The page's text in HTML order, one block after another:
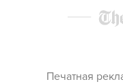
Печатная